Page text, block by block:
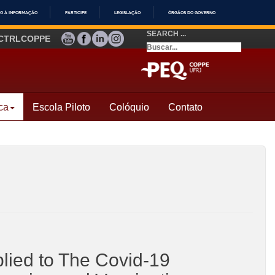
À INFORMAÇÃO PARTICIPE LEGISLAÇÃO ÓRGÃOS DO GOVERNO
YOUTUBE
FACEBOOK
LINKEDIN
INSTAGRAMSEARCH ...
Escola Piloto Colóquio Contato
to The Covid-19